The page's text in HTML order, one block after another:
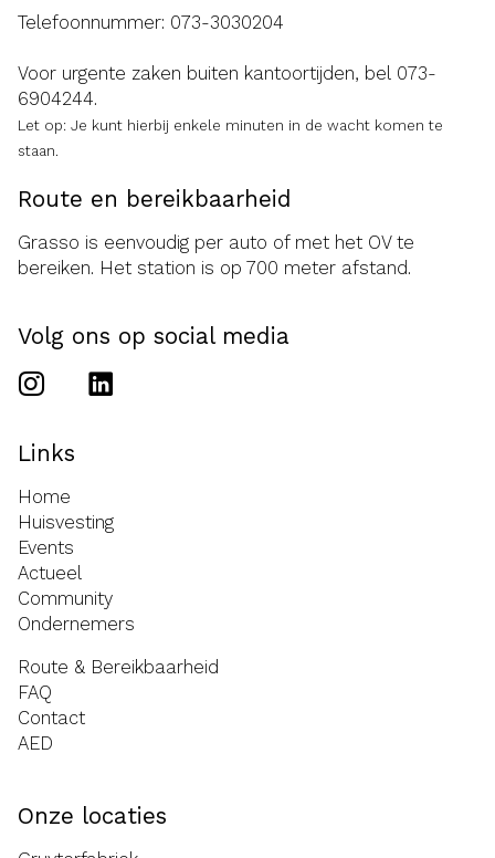
Links
Home
Huisvesting
Events
Actueel
Community
Ondernemers
Route & Bereikbaarheid
FAQ
Contact
AED
Onze locaties
Telefoonnummer: 073-3030204
Voor urgente zaken buiten kantoortijden, bel 073-
6904244.
Let op: Je kunt hierbij enkele minuten in de wacht komen te
staan.
Route en bereikbaarheid
Grasso is eenvoudig per auto of met het OV te
bereiken. Het station is op 700 meter afstand.
Volg ons op social media